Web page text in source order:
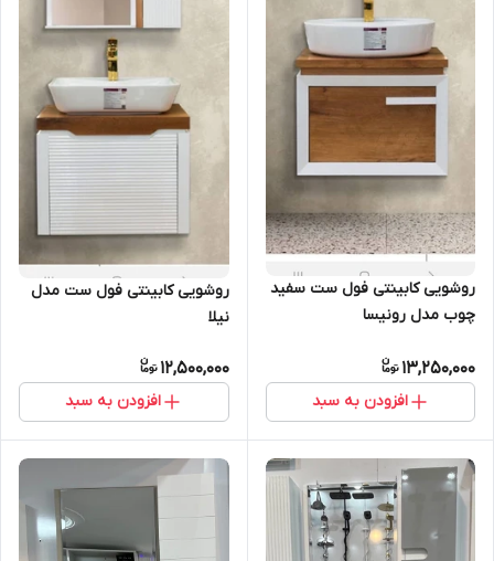
روشویی کابینتی فول ست سفید
چوب مدل رونیسا
13,250,000
افزودن به سبد
روشویی کابینتی فول ست مدل
نیلا
12,500,000
افزودن به سبد